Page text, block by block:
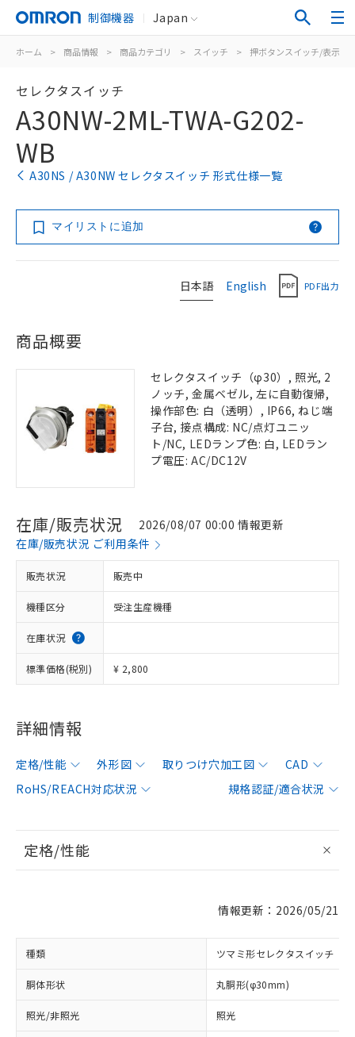
制御機器 Japan
ホーム > 商品情報 > 商品カテゴリ > スイッチ > 押ボタンスイッチ/表示灯
セレクタスイッチ
A30NW-2ML-TWA-G202-
WB
A30NS / A30NW セレクタスイッチ 形式仕様一覧
マイリストに追加
日本語 English PDF出力
商品概要
セレクタスイッチ（φ30）, 照光, 2
ノッチ, 金属ベゼル, 左に自動復帰,
操作部色: 白（透明）, IP66, ねじ端
子台, 接点構成: NC/点灯ユニッ
ト/NC, LEDランプ色: 白, LEDラン
プ電圧: AC/DC12V
在庫/販売状況
2026/08/07 00:00 情報更新
在庫/販売状況 ご利用条件
販売状況 販売中
機種区分 受注生産機種
在庫状況
標準価格(税別) ¥ 2,800
詳細情報
定格/性能 外形図 取りつけ穴加工図
CAD
RoHS/REACH対応状況
規格認証/適合状況
定格/性能
情報更新：2026/05/21
種類 ツマミ形セレクタスイッチ
胴体形状 丸胴形(φ30mm)
照光/非照光 照光